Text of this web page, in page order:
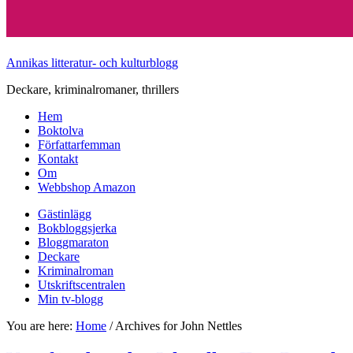
Annikas litteratur- och kulturblogg
Deckare, kriminalromaner, thrillers
Hem
Boktolva
Författarfemman
Kontakt
Om
Webbshop Amazon
Gästinlägg
Bokbloggsjerka
Bloggmaraton
Deckare
Kriminalroman
Utskriftscentralen
Min tv-blogg
You are here: Home /Archives for John Nettles